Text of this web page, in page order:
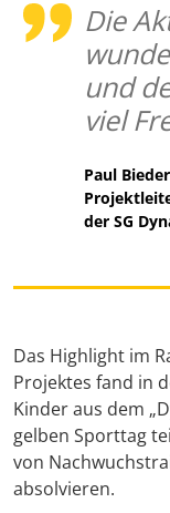
Die
und
viel
Paul
der SG
Das Highlight im
Projektes fand in
Kinder aus dem
gelben Sporttag
von
absolvieren.